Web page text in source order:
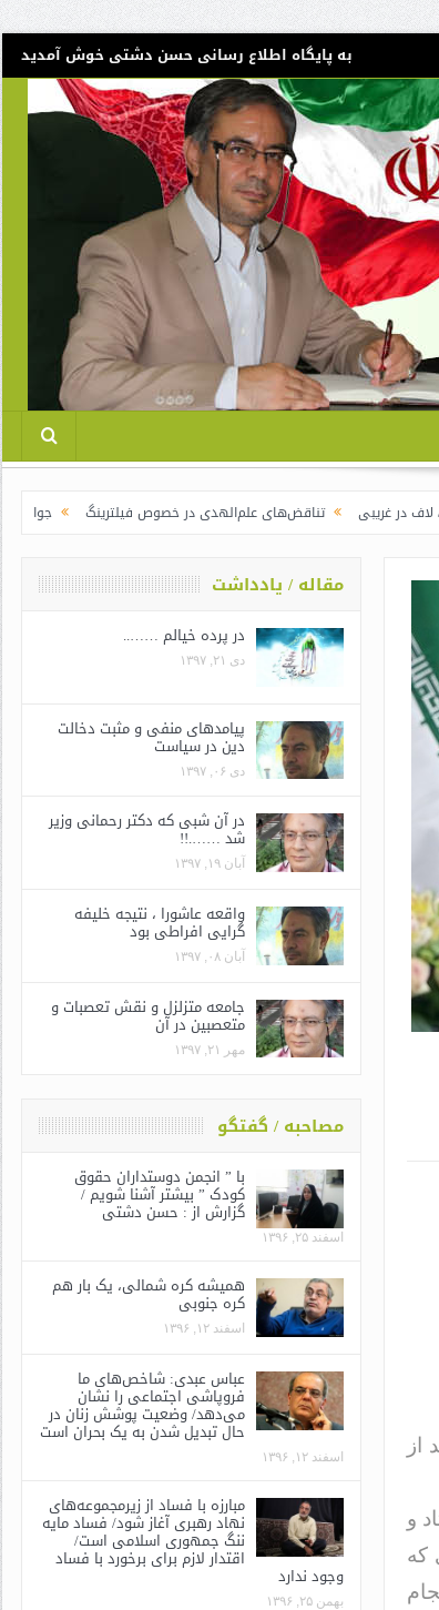
به پایگاه اطلاع رسانی حسن دشتی خوش آمدید
تناقض‌های علم‌الهدی در خصوص فیلترینگ جوانگرایی به سبک وزرای
از
و
که
مقاله / یادداشت
در پرده خیالم ……..
دی ۲۱, ۱۳۹۷
پیامدهای منفی و مثبت دخالت
دین در سیاست
دی ۰۶, ۱۳۹۷
در آن شبی که دکتر رحمانی وزیر
شد …….!!
آبان ۱۹, ۱۳۹۷
واقعه عاشورا ، نتیجه خلیفه
گرایی افراطی بود
آبان ۰۸, ۱۳۹۷
جامعه متزلزل و نقش تعصبات و
متعصبین در آن
مهر ۲۱, ۱۳۹۷
مصاحبه / گفتگو
با ” انجمن دوستداران حقوق
کودک ” بیشتر آشنا شویم /
گزارش از : حسن دشتی
اسفند ۲۵, ۱۳۹۶
همیشه کره شمالی، یک بار هم
کره جنوبی
اسفند ۱۲, ۱۳۹۶
عباس عبدی: شاخص‌های ما
فروپاشی اجتماعی را نشان
می‌دهد/ وضعیت پوشش زنان در
حال تبدیل شدن به یک بحران است
اسفند ۱۲, ۱۳۹۶
مبارزه با فساد از زیرمجموعه‌های
نهاد رهبری آغاز شود/ فساد مایه
ننگ جمهوری اسلامی است/
اقتدار لازم برای برخورد با فساد
وجود ندارد
بهمن ۲۵, ۱۳۹۶